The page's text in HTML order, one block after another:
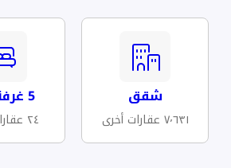
شقق
٧٬٦٣١ عقارات أخرى
5 غرفة نوم
٢٤ عقارات أخرى